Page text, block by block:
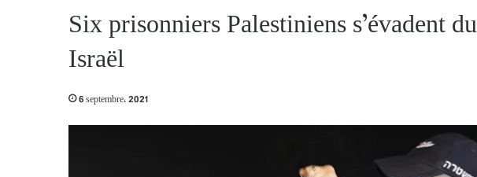
Six prisonniers Palestiniens s’évadent
Israël
6 septembre، 2021